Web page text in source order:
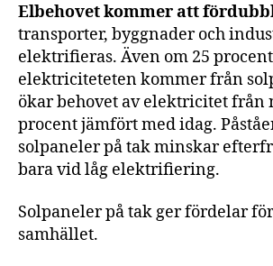
Elbehovet kommer att
transporter, byggnader och
elektrifieras. Även om 25
elektriciteteten kommer från
ökar behovet av elektricitet från
procent jämfört med idag.
solpaneler på tak minskar
bara vid låg elektrifiering.
Solpaneler på tak ger fördelar
samhället.